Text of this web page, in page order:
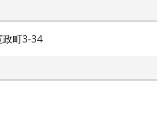
政町3-34